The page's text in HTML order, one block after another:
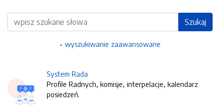
Wyszukiwarka Szukaj
wyszukiwanie zaawansowane
System Rada
Profile Radnych, komisje, interpelacje, kalendarz
posiedzeń.